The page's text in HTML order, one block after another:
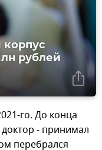
рублей
го. До конца
доктор - принимал
перебрался